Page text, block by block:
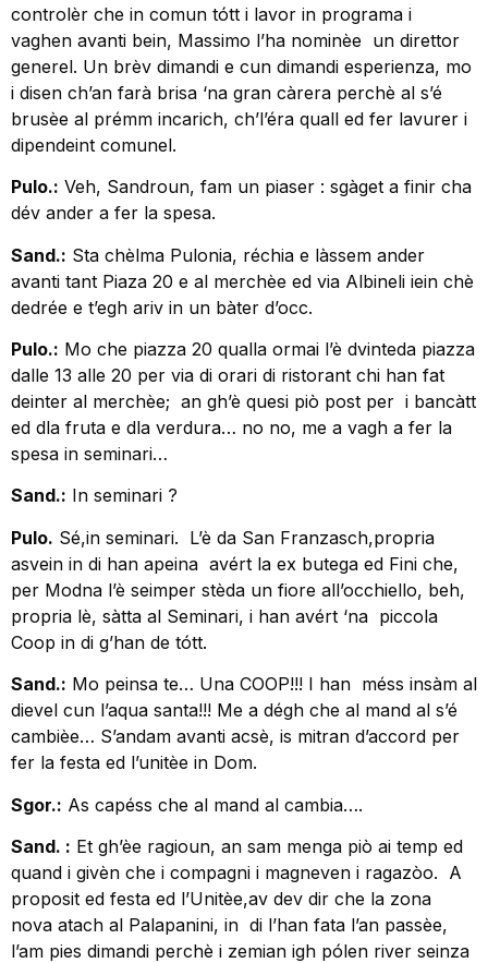
controlèr che in comun tótt i lavor in programa i
vaghen avanti bein, Massimo l’ha nominèe un direttor
generel. Un brèv dimandi e cun dimandi esperienza, mo
i disen ch’an farà brisa ‘na gran càrera perchè al s’é
brusèe al prémm incarich, ch’l’éra quall ed fer lavurer i
dipendeint comunel.
Pulo.: Veh, Sandroun, fam un piaser : sgàget a finir cha
dév ander a fer la spesa.
Sand.: Sta chèlma Pulonia, réchia e làssem ander
avanti tant Piaza 20 e al merchèe ed via Albineli iein chè
dedrée e t’egh ariv in un bàter d’occ.
Pulo.: Mo che piazza 20 qualla ormai l’è dvinteda piazza
dalle 13 alle 20 per via di orari di ristorant chi han fat
deinter al merchèe; an gh’è quesi piò post per i bancàtt
ed dla fruta e dla verdura… no no, me a vagh a fer la
spesa in seminari…
Sand.: In seminari ?
Pulo. Sé,in seminari. L’è da San Franzasch,propria
asvein in di han apeina avért la ex butega ed Fini che,
per Modna l’è seimper stèda un fiore all’occhiello, beh,
propria lè, sàtta al Seminari, i han avért ‘na piccola
Coop in di g’han de tótt.
Sand.: Mo peinsa te… Una COOP!!! I han méss insàm al
dievel cun l’aqua santa!!! Me a dégh che al mand al s’é
cambièe… S’andam avanti acsè, is mitran d’accord per
fer la festa ed l’unitèe in Dom.
Sgor.: As capéss che al mand al cambia….
Sand. : Et gh’èe ragioun, an sam menga piò ai temp ed
quand i givèn che i compagni i magneven i ragazòo. A
proposit ed festa ed l’Unitèe,av dev dir che la zona
nova atach al Palapanini, in di l’han fata l’an passèe,
l’am pies dimandi perchè i zemian igh pólen river seinza